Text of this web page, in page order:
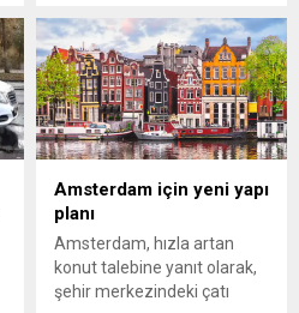
arttı. Durgunluğa rağmen
federal ve eyalet vergi
gelirleri geçen yıl neredeyse
yüzde dört arttı. Bu Federal
Maliye Bakanlığı’nın bugün
yayınlanacak aylık
raporundan anlaşılıyor ki,
2023’e göre yüzde...
Amsterdam için yeni yapı
planı
Amsterdam, hızla artan
konut talebine yanıt olarak,
şehir merkezindeki çatı